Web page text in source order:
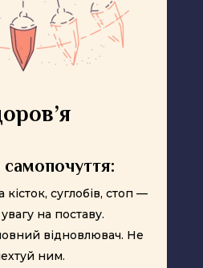
суглобів, стоп —
на поставу.
відновлювач. Не
ним.